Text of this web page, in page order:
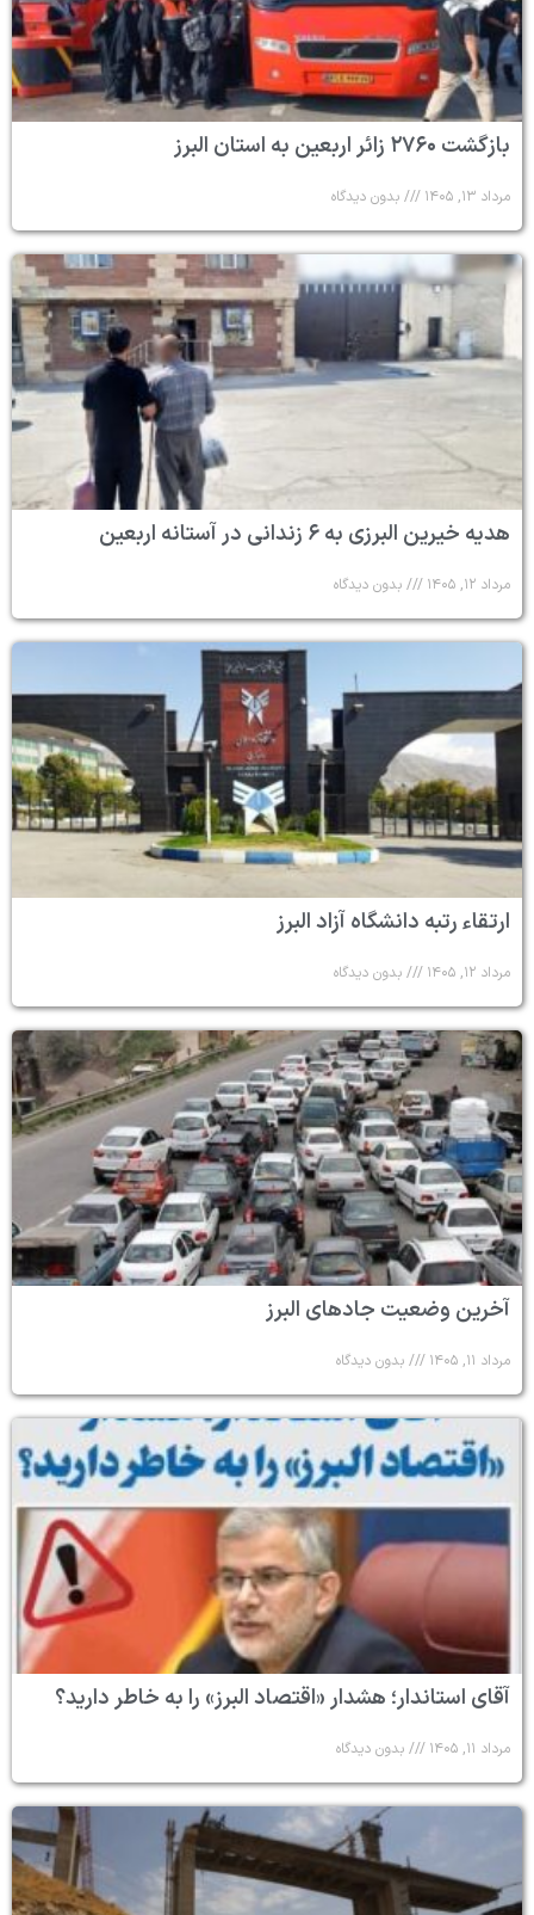
بازگشت ۲۷۶۰ زائر اربعین به استان البرز
مرداد ۱۳, ۱۴۰۵ بدون دیدگاه
هدیه خیرین البرزی به ۶ زندانی در آستانه اربعین
مرداد ۱۲, ۱۴۰۵ بدون دیدگاه
ارتقاء رتبه دانشگاه آزاد البرز
مرداد ۱۲, ۱۴۰۵ بدون دیدگاه
آخرین وضعیت جادهای البرز
مرداد ۱۱, ۱۴۰۵ بدون دیدگاه
آقای استاندار؛ هشدار «اقتصاد البرز» را به خاطر دارید؟
مرداد ۱۱, ۱۴۰۵ بدون دیدگاه